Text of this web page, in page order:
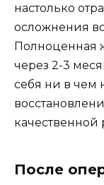
настолько
осложнения
Полноценная
через 2-3
себя ни в чем
качественной
После